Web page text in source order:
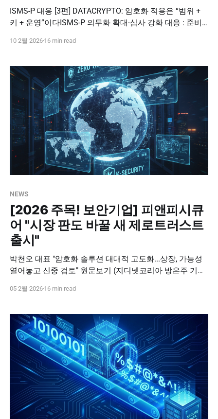
ISMS-P 대응 [3편] DATACRYPTO: 암호화 적용은 “범위 +
키 + 운영”이다ISMS-P 의무화 확대·심사 강화 대응 : 준비
침해가 반복되면서, 기업이 실제로 정보보호 관리체계를
증입니다. 단발성 보안 솔루션 도입이나 문서 정리만으로
는 사고를 막기 어렵다는 현실이 누적되면서,
10 2월 2026 16 min read
NEWS
[2026 주목! 보안기업] 피앤피시큐
어 "시장 판도 바꿀 새 제로트러스트
출시"
박천오 대표 "암호화 솔루션 대대적 고도화...상장, 가능성
열어놓고 신중 검토" 원문보기 (지디넷코리아 방은주 기자,
를 바꿀 신규 제로트러스트 라인업 출시와 더불어 전통의
다." 박천오 피앤피시큐어 대표는 2일 지디넷코리아와 신
년인터뷰에서 "어떤
05 2월 2026 16 min read